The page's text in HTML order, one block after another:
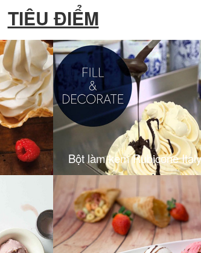
TIÊU ĐIỂM
Bột làm kem Rubicone Italy